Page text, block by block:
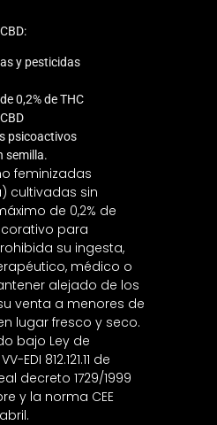
y pesticidas
0,2% de THC
psicoactivos
semilla.
feminizadas
cultivadas sin
de 0,2% de
para
su ingesta,
médico o
alejado de los
venta a menores de
lugar fresco y seco.
bajo Ley de
EDI 812.121.11 de
decreto 1729/1999
y la norma CEE